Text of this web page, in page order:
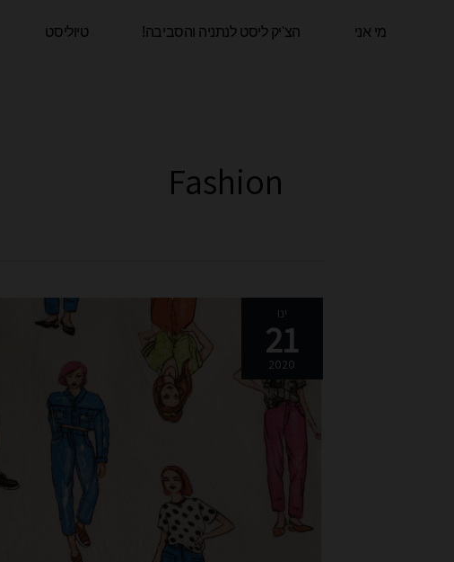
מי אני הצ'יק ליסט לנתניה והסביבה!​ טיוליסט
Fashion
ינו
21
2020
השראה
ב(תת)
מודה